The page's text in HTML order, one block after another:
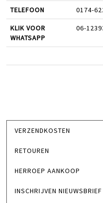
TELEFOON 0174-
KLIK VOOR
WHATSAPP
06-
VERZENDKOSTEN
RETOUREN
HERROEP AANKOOP
INSCHRIJVEN NIEUWSBRIEF